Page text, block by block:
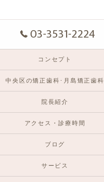
03-3531-2224
コンセプト
中央区の矯正歯科･月島矯正歯科
院長紹介
アクセス・診療時間
ブログ
サービス